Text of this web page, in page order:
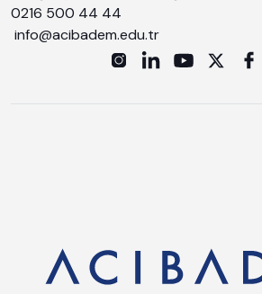
0216 500 44 44
info@acibadem.edu.tr